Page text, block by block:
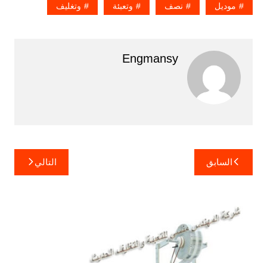
موديل نصف وتعبئة وتغليف
Engmansy
تصفّح
المقالات
السابق التالي